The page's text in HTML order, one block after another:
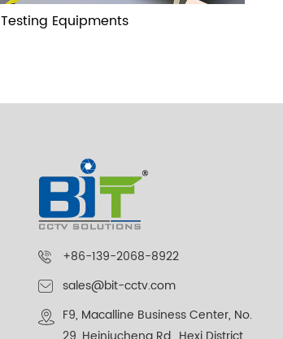
Testing Equipments
+86-139-2068-8922
sales@bit-cctv.com
F9, Macalline Business Center, No.